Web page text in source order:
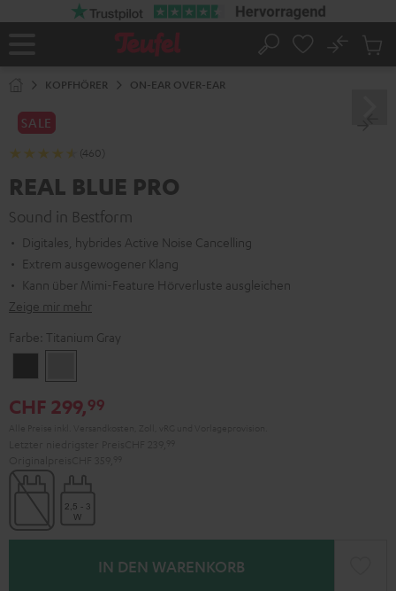
Startseite
Suche
No
KOPFHÖRER ON-EAR OVER-EAR
SALE
(460)
REAL BLUE PRO
Sound in Bestform
Digitales, hybrides Active Noise Cancelling
Extrem ausgewogener Klang
Kann über Mimi-Feature Hörverluste ausgleichen
Zeige mir mehr
Farbe: Titanium Gray
Black Gray
CHF 299,99
IN DEN WARENKORB